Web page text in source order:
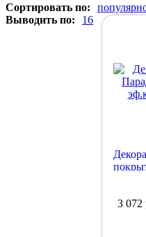
Сортировать по:
Выводить по:
16
3 072